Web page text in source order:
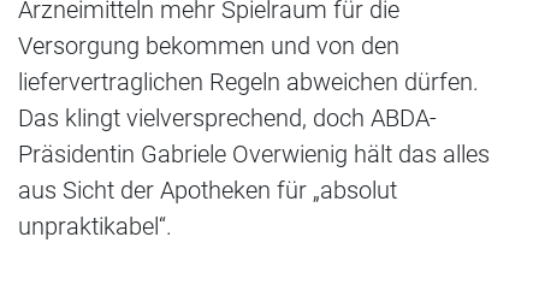
Arzneimitteln mehr Spielraum für die
Versorgung bekommen und von den
liefervertraglichen Regeln abweichen dürfen.
Das klingt vielversprechend, doch ABDA-
Präsidentin Gabriele Overwienig hält das alles
aus Sicht der Apotheken für „absolut
unpraktikabel“.